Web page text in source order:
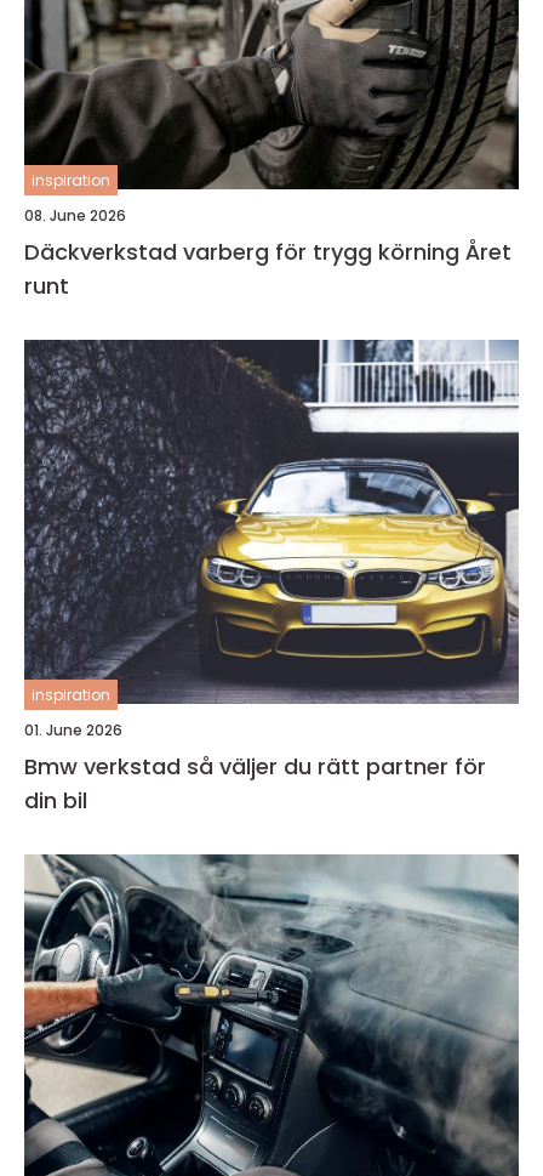
inspiration
08. June 2026
Däckverkstad varberg för trygg körning Året
runt
inspiration
01. June 2026
Bmw verkstad så väljer du rätt partner för
din bil